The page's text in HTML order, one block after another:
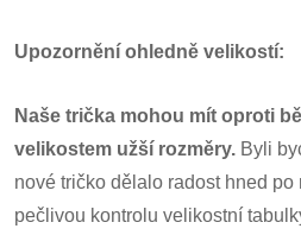
Upozornění ohledně velikostí:
Naše trička mohou mít oproti
velikostem užší rozměry. Byli
nové tričko dělalo radost hned
pečlivou kontrolu velikostní